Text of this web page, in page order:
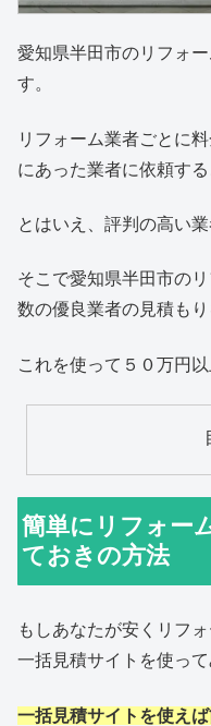
愛知県半田市のリフォ
す。
リフォーム業者ごとに
にあった業者に依頼する
とはいえ、評判の高い
そこで愛知県半田市の
数の優良業者の見積も
これを使って５０万円
簡単にリフォー
ておきの方法
もしあなたが安くリフ
一括見積サイトを使って
一括見積サイトを使え